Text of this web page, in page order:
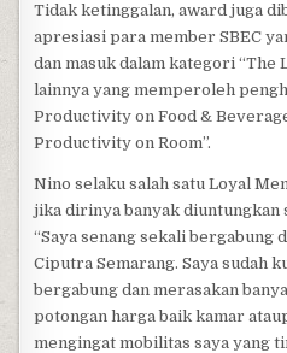
Tidak ketinggalan, award juga
apresiasi para member SBEC
dan masuk dalam kategori “The
lainnya yang memperoleh
Productivity on Food &
Productivity on Room”.
Nino selaku salah satu Loyal
jika dirinya banyak diuntungkan
“Saya senang sekali bergabung
Ciputra Semarang. Saya sudah
bergabung dan merasakan
potongan harga baik kamar
mengingat mobilitas saya yang